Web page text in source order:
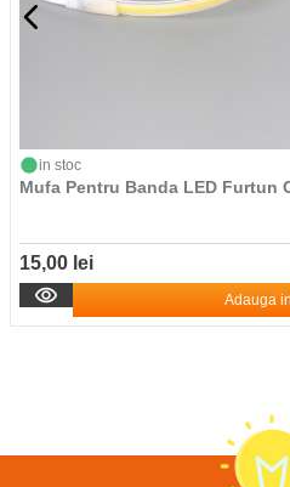
in stoc
Mufa Pentru Banda LED Furtun
15,00 lei
Adauga